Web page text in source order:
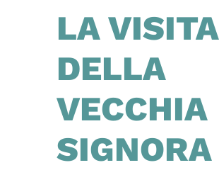
LA VISITA
DELLA
VECCHIA
SIGNORA